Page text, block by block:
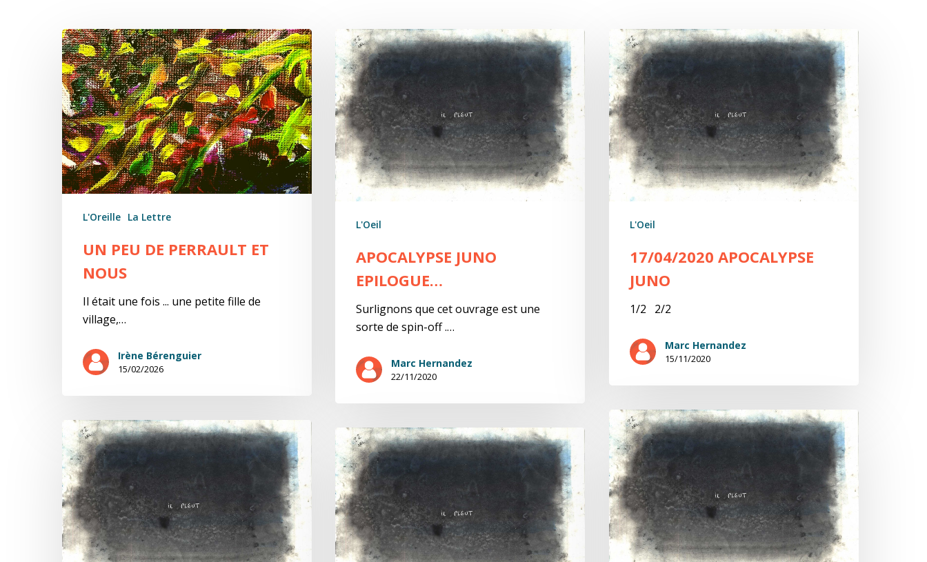
Hit enter to search or ESC to close
Un
peu
de
Perrault
et
nous
L'Oreille La Lettre
UN PEU DE PERRAULT ET
NOUS
Il était une fois ... une petite fille de
village,…
Irène Bérenguier
15/02/2026
Apocalypse
juNo
Epilogue…
L'Oeil
APOCALYPSE JUNO
EPILOGUE…
Surlignons que cet ouvrage est une
sorte de spin-off .…
Marc Hernandez
22/11/2020
17/04/2020
Apocalypse
juNo
L'Oeil
17/04/2020 APOCALYPSE
JUNO
1/2 2/2
Marc Hernandez
15/11/2020
Apocalypse
juNo
Réflexions
(2/2)
07/04/2020
Apocalypse
juNo
Apocalypse
juNo
Réflexions
(1/2)